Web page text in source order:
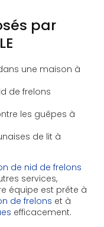
par
une maison à
de frelons
les guêpes à
de lit à
de nid de frelons
services,
équipe est prête à
de frelons et à
efficacement.